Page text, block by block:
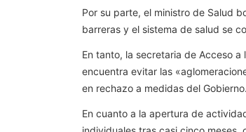
Por su parte, el ministro de Salud
barreras y el sistema de salud se
En tanto, la secretaria de Acceso
encuentra evitar las
en rechazo a medidas del Gobierno.
En cuanto a la apertura de